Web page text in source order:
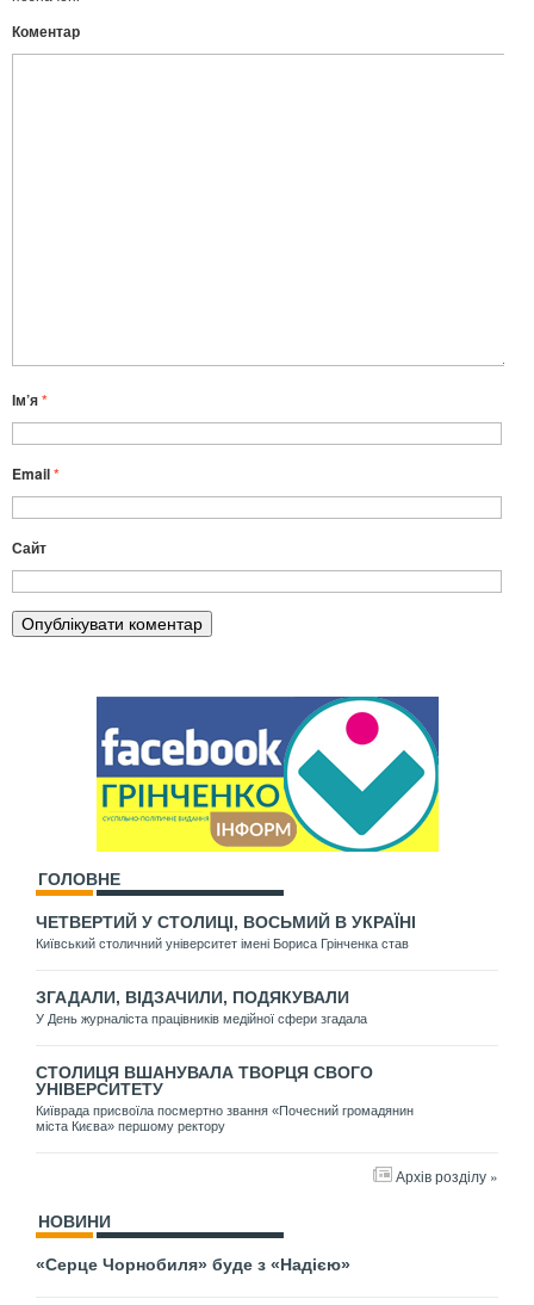
Коментар
Ім’я*
Email*
Сайт
ГОЛОВНЕ
ЧЕТВЕРТИЙ У СТОЛИЦІ, ВОСЬМИЙ В УКРАЇНІ
Київський столичний університет імені Бориса Грінченка став
ЗГАДАЛИ, ВІДЗАЧИЛИ, ПОДЯКУВАЛИ
У День журналіста працівників медійної сфери згадала
СТОЛИЦЯ ВШАНУВАЛА ТВОРЦЯ СВОГО
УНІВЕРСИТЕТУ
Київрада присвоїла посмертно звання «Почесний громадянин
міста Києва» першому ректору
Архів розділу »
НОВИНИ
«Серце Чорнобиля» буде з «Надією»